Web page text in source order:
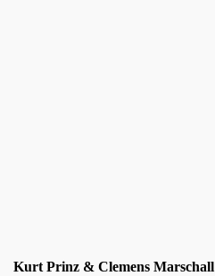
Kurt Prinz & Clemens Marschall